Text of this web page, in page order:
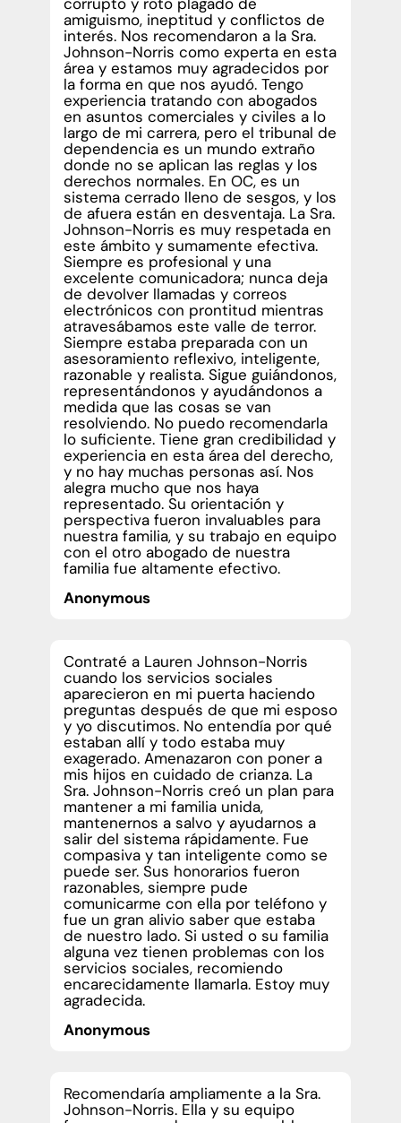
amiguismo, ineptitud y conflictos de
interés. Nos recomendaron a la Sra.
Johnson-Norris como experta en esta
área y estamos muy agradecidos por
la forma en que nos ayudó. Tengo
experiencia tratando con abogados
en asuntos comerciales y civiles a lo
largo de mi carrera, pero el tribunal de
dependencia es un mundo extraño
donde no se aplican las reglas y los
derechos normales. En OC, es un
sistema cerrado lleno de sesgos, y los
de afuera están en desventaja. La Sra.
Johnson-Norris es muy respetada en
este ámbito y sumamente efectiva.
Siempre es profesional y una
excelente comunicadora; nunca deja
de devolver llamadas y correos
electrónicos con prontitud mientras
atravesábamos este valle de terror.
Siempre estaba preparada con un
asesoramiento reflexivo, inteligente,
razonable y realista. Sigue guiándonos,
representándonos y ayudándonos a
medida que las cosas se van
resolviendo. No puedo recomendarla
lo suficiente. Tiene gran credibilidad y
experiencia en esta área del derecho,
y no hay muchas personas así. Nos
alegra mucho que nos haya
representado. Su orientación y
perspectiva fueron invaluables para
nuestra familia, y su trabajo en equipo
con el otro abogado de nuestra
familia fue altamente efectivo.
Anonymous
Contraté a Lauren Johnson-Norris
cuando los servicios sociales
aparecieron en mi puerta haciendo
preguntas después de que mi esposo
y yo discutimos. No entendía por qué
estaban allí y todo estaba muy
exagerado. Amenazaron con poner a
mis hijos en cuidado de crianza. La
Sra. Johnson-Norris creó un plan para
mantener a mi familia unida,
mantenernos a salvo y ayudarnos a
salir del sistema rápidamente. Fue
compasiva y tan inteligente como se
puede ser. Sus honorarios fueron
razonables, siempre pude
comunicarme con ella por teléfono y
fue un gran alivio saber que estaba
de nuestro lado. Si usted o su familia
alguna vez tienen problemas con los
servicios sociales, recomiendo
encarecidamente llamarla. Estoy muy
agradecida.
Anonymous
Recomendaría ampliamente a la Sra.
Johnson-Norris. Ella y su equipo